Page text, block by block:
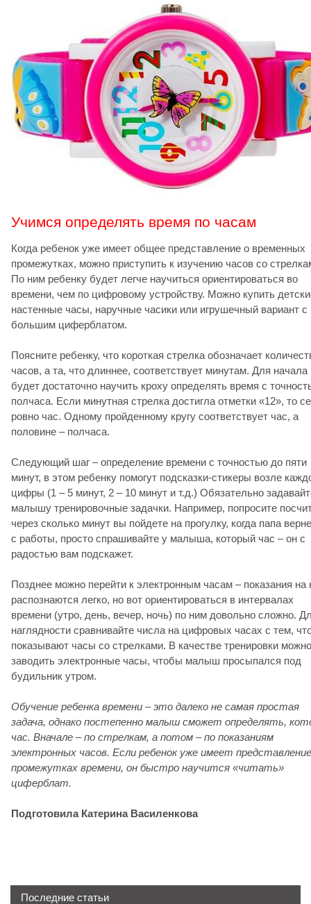
Учимся определять время по часам
Когда ребенок уже имеет общее представление о временных
промежутках, можно приступить к изучению часов со
По ним ребенку будет легче научиться ориентироваться во
времени, чем по цифровому устройству. Можно купить
настенные часы, наручные часики или игрушечный вариант с
большим циферблатом.
Поясните ребенку, что короткая стрелка обозначает
часов, а та, что длиннее, соответствует минутам. Для начала
будет достаточно научить кроху определять время с
полчаса. Если минутная стрелка достигла отметки «12», то
ровно час. Одному пройденному кругу соответствует час, а
половине – полчаса.
Следующий шаг – определение времени с точностью до пяти
минут, в этом ребенку помогут подсказки-стикеры возле
цифры (1 – 5 минут, 2 – 10 минут и т.д.) Обязательно
малышу тренировочные задачки. Например, попросите
через сколько минут вы пойдете на прогулку, когда папа
с работы, просто спрашивайте у малыша, который час – он с
радостью вам подскажет.
Позднее можно перейти к электронным часам – показания на
распознаются легко, но вот ориентироваться в интервалах
времени (утро, день, вечер, ночь) по ним довольно сложно.
наглядности сравнивайте числа на цифровых часах с тем,
показывают часы со стрелками. В качестве тренировки можно
заводить электронные часы, чтобы малыш просыпался под
будильник утром.
Обучение ребенка времени – это далеко не самая простая
задача, однако постепенно малыш сможет определять,
час. Вначале – по стрелкам, а потом – по показаниям
электронных часов. Если ребенок уже имеет
промежутках времени, он быстро научится «читать»
циферблат.
Подготовила Катерина Василенкова
Последние статьи